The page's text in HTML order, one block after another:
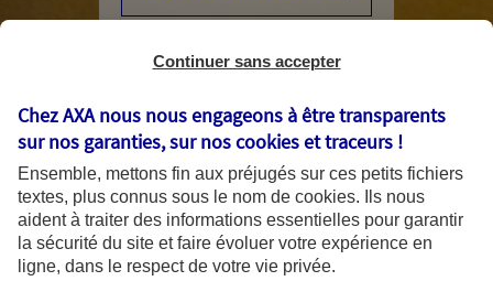
Vous souhaitez résilier
votre contrat souscrit
auprès d'AXA
Continuer sans accepter
Chez AXA nous nous engageons à être transparents
sur nos garanties, sur noscookies et traceurs !
Ensemble, mettons fin aux préjugés sur ces petits fichiers
textes, plus connus sous le nom de cookies. Ils nous
aident à traiter des informations essentielles pour garantir
la sécurité du site et faire évoluer votre expérience en
ligne, dans le respect de votre vie privée.